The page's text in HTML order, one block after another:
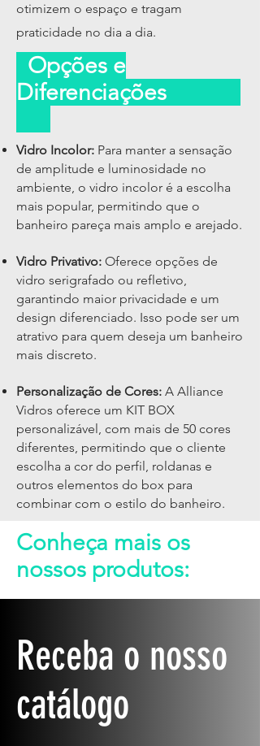
otimizem o espaço e tragam
praticidade no dia a dia.
Opções e
Diferenciações
Vidro Incolor: Para manter a sensação
de amplitude e luminosidade no
ambiente, o vidro incolor é a escolha
mais popular, permitindo que o
banheiro pareça mais amplo e arejado.
Vidro Privativo: Oferece opções de
vidro serigrafado ou refletivo,
garantindo maior privacidade e um
design diferenciado. Isso pode ser um
atrativo para quem deseja um banheiro
mais discreto.
Personalização de Cores: A Alliance
Vidros oferece um KIT BOX
personalizável, com mais de 50 cores
diferentes, permitindo que o cliente
escolha a cor do perfil, roldanas e
outros elementos do box para
combinar com o estilo do banheiro.
Conheça mais os
nossos produtos:
Receba o nosso
catálogo